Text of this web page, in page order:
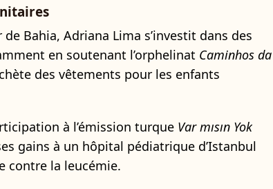
Bahia, Adriana Lima s’investit dans des
en soutenant l’orphelinat Caminhos da
des vêtements pour les enfants
à l’émission turque Var mısın Yok
gains à un hôpital pédiatrique d’Istanbul
contre la leucémie.